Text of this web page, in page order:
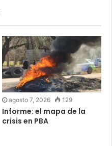
agosto 7, 2026 129
Informe: el mapa de la
crisis en PBA